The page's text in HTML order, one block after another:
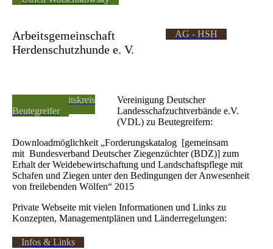
AG - HSH
Arbeitsgemeinschaft
Herdenschutzhunde e. V.
VDL - Arbeitskreis
Beutegreifer
Vereinigung Deutscher
Landesschafzuchtverbände e.V.
(VDL) zu Beutegreifern:
Downloadmöglichkeit „Forderungskatalog [gemeinsam
mit Bundesverband Deutscher Ziegenzüchter (BDZ)] zum
Erhalt der Weidebewirtschaftung und Landschaftspflege mit
Schafen und Ziegen unter den Bedingungen der Anwesenheit
von freilebenden Wölfen“ 2015
Private Webseite mit vielen Informationen und Links zu
Konzepten, Managementplänen und Länderregelungen:
Infos & Links